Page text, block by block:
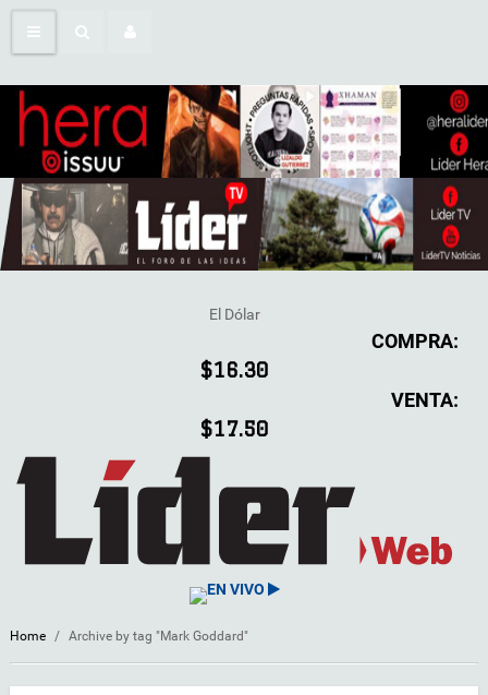
El Dólar
COMPRA:
$16.30
VENTA:
$17.50
EN VIVO
Home / Archive by tag "Mark Goddard"